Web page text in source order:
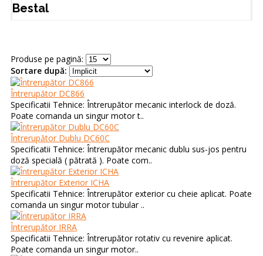
Bestal
Produse pe pagină:
Sortare după:
Întrerupător DC866
Specificatii Tehnice: Întrerupător mecanic interlock de doză.
Poate comanda un singur motor t..
Întrerupător Dublu DC60C
Specificatii Tehnice: Întrerupător mecanic dublu sus-jos pentru
doză specială ( pătrată ). Poate com..
Întrerupător Exterior ICHA
Specificatii Tehnice: Întrerupător exterior cu cheie aplicat. Poate
comanda un singur motor tubular ..
Întrerupător IRRA
Specificatii Tehnice: Întrerupător rotativ cu revenire aplicat.
Poate comanda un singur motor..